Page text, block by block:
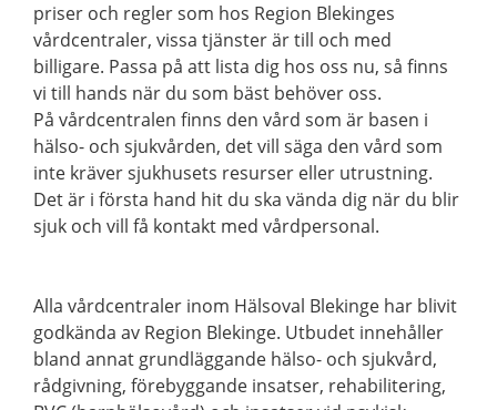
priser och regler som hos Region Blekinges
vårdcentraler, vissa tjänster är till och med
billigare. Passa på att lista dig hos oss nu, så finns
vi till hands när du som bäst behöver oss.
På vårdcentralen finns den vård som är basen i
hälso- och sjukvården, det vill säga den vård som
inte kräver sjukhusets resurser eller utrustning.
Det är i första hand hit du ska vända dig när du blir
sjuk och vill få kontakt med vårdpersonal.
Alla vårdcentraler inom Hälsoval Blekinge har blivit
godkända av Region Blekinge. Utbudet innehåller
bland annat grundläggande hälso- och sjukvård,
rådgivning, förebyggande insatser, rehabilitering,